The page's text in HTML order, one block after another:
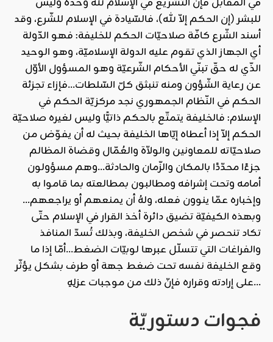
للبشر (إن الحكم إلاّ لله)، فالسّيادة في الإسلام للشّرع، وقد
أسند الشّرع كافّة صلاحيّات الحكم للخليفة: فهو الدّولة
أي الجهاز الذي تقوم عليه الدولة الإسلاميّة، وهو الوحيد
الذّي له حقّ تبنّي الأحكام الشّرعيّة وهو المسؤول الأوّل
عن رعاية الشّؤون ومنه تنبثق كلّ السّلطات…فإزاء تجزئة
الحكم في النّظام الجمهوري نجد مركزيّة الحكم في
الإسلام: فالخليفة يتمتّع بالحكم ذاتيًّا وليس لغيره صلاحيّة
الحكم إلاّ إذا أعطاه إيّاها الخليفة بحيث له أن يفوّض من
صلاحيّاته للمعاونين والولاّة والعُمّال وقضاة المظالم
جزءًا محدّدًا بالمكان والزّمان والحادثة…وهم مسؤولون
أمامه وتحت إشرافه ومطالبون بمطالعته بما قاموا به
وإخباره عمّا ينوون فعله، ولهُ أن يمنعهم أو يراجعهم…
وبهذه الكيفيّة تضيق دائرة أخذ القرار في الإسلام حتّى
تكاد تنحصر في شخص الخليفة، وبذلك تُسدّ المنافذ
والفراغات التي تتسلّل عبرها لوبيّات الضغط…أمّا إذا ما
وقع الخليفة نفسه تحت ضغط جهة أو طرف بشكل يؤثّر
على إرادته وقراره فإنّ ذلك من موجبات عزلِهِ…
فجوات دستوريّة